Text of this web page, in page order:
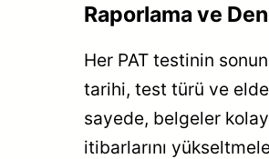
Raporlama ve
Her PAT testinin
tarihi, test türü ve
sayede, belgeler
itibarlarını